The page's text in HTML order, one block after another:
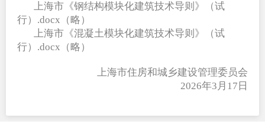
上海市《钢结构模块化建筑技术导则》（试
行）.docx（略）
上海市《混凝土模块化建筑技术导则》（试
行）.docx（略）
上海市住房和城乡建设管理委员会
2026年3月17日